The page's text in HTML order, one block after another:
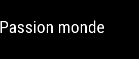
Passion monde